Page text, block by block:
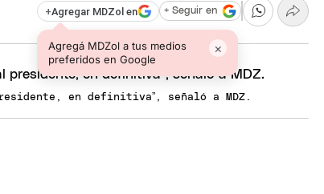
+Agregar MDZol en
Agregá MDZol a tus medios
preferidos en Google
×
+ Seguir en
en definitiva”, señaló a MDZ.